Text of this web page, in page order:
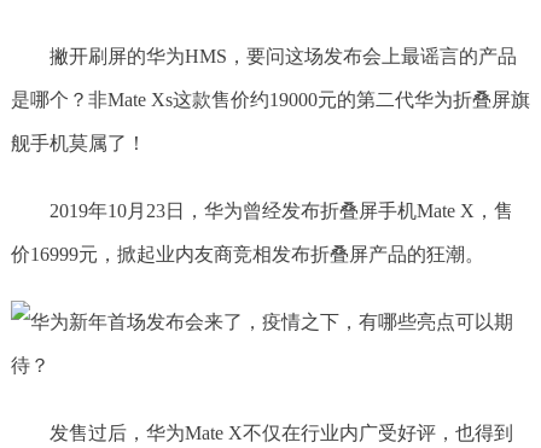
撇开刷屏的华为HMS，要问这场发布会上最谣言的产品
是哪个？非Mate Xs这款售价约19000元的第二代华为折叠屏旗
舰手机莫属了！
2019年10月23日，华为曾经发布折叠屏手机Mate X，售
价16999元，掀起业内友商竞相发布折叠屏产品的狂潮。
发售过后，华为Mate X不仅在行业内广受好评，也得到